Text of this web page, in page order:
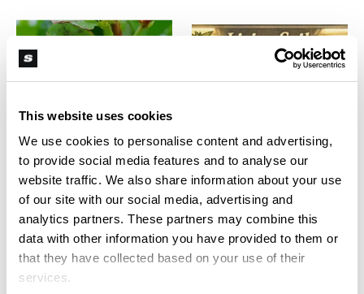
This website uses cookies
We use cookies to personalise content and advertising,
to provide social media features and to analyse our
website traffic. We also share information about your use
of our site with our social media, advertising and
analytics partners. These partners may combine this
data with other information you have provided to them or
that they have collected based on your use of their
services.
Z
Ethnobotanik: Anbau
von Erythroxylum
coca
Z
Living Soil - Die
Philosophie der
lebenden Erde